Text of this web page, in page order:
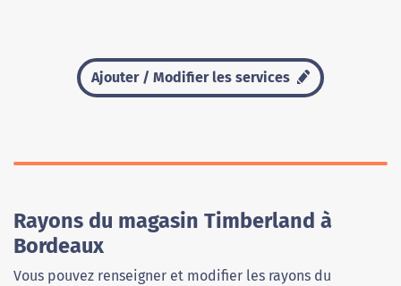
Ajouter / Modifier les services
Rayons du magasin Timberland à
Bordeaux
Vous pouvez renseigner et modifier les rayons du